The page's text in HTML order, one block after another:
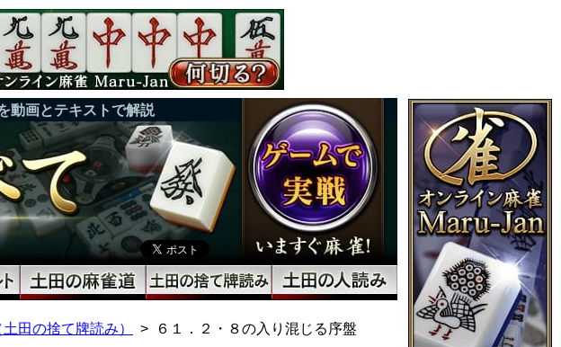
動画とテキストで解説
田の捨て牌読み） ６１．２・８の入り混じる序盤